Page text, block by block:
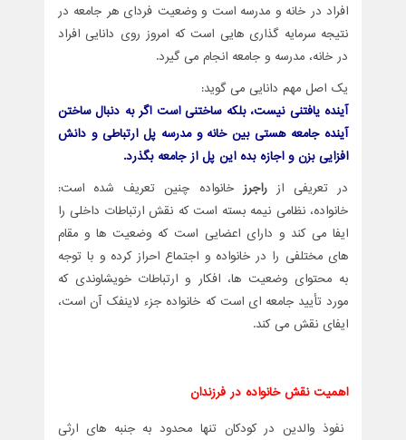
افراد در خانه و مدرسه است و وضعیت فردای هر جامعه در
نتیجه سرمایه گذاری هایی است که امروز روی دانایی افراد
در خانه، مدرسه و جامعه انجام می گیرد.
یک اصل مهم دانایی می گوید:
آینده یافتنی نیست، بلکه ساختنی است اگر به دنبال ساختن
آینده جامعه هستی بین خانه و مدرسه پل ارتباطی و دانش
افزایی بزن و اجازه بده این پل از جامعه بگذرد.
در تعریفی ازراجرزخانواده چنین تعریف شده است:
خانواده، نظامی نیمه بسته است که نقش ارتباطات داخلی را
ایفا می کند و دارای اعضایی است که وضعیت ها و مقام
های مختلفی را در خانواده و اجتماع احراز کرده و با توجه
به محتوای وضعیت ها، افکار و ارتباطات خویشاوندی که
مورد تأیید جامعه ای است که خانواده جزء لاینفک آن است،
ایفای نقش می کند.
اهمیت نقش خانواده در فرزندان
نفوذ والدین در کودکان تنها محدود به جنبه های ارثی